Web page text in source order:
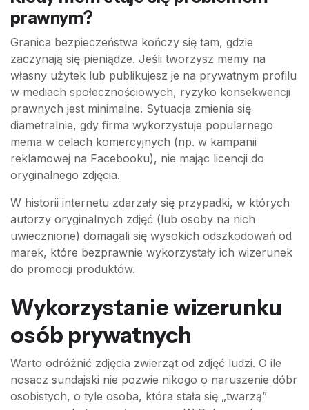
prawnym?
Granica bezpieczeństwa kończy się tam, gdzie
zaczynają się pieniądze. Jeśli tworzysz memy na
własny użytek lub publikujesz je na prywatnym profilu
w mediach społecznościowych, ryzyko konsekwencji
prawnych jest minimalne. Sytuacja zmienia się
diametralnie, gdy firma wykorzystuje popularnego
mema w celach komercyjnych (np. w kampanii
reklamowej na Facebooku), nie mając licencji do
oryginalnego zdjęcia.
W historii internetu zdarzały się przypadki, w których
autorzy oryginalnych zdjęć (lub osoby na nich
uwiecznione) domagali się wysokich odszkodowań od
marek, które bezprawnie wykorzystały ich wizerunek
do promocji produktów.
Wykorzystanie wizerunku
osób prywatnych
Warto odróżnić zdjęcia zwierząt od zdjęć ludzi. O ile
nosacz sundajski nie pozwie nikogo o naruszenie dóbr
osobistych, o tyle osoba, która stała się „twarzą”